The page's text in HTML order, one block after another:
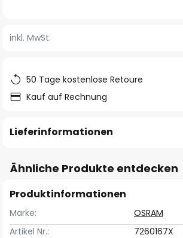
springen
inkl. MwSt.
50 Tage kostenlose Retoure
Kauf auf Rechnung
Lieferinformationen
Ähnliche Produkte entdecken
Produktinformationen
Marke:
OSRAM
Artikel Nr.:
7260167X